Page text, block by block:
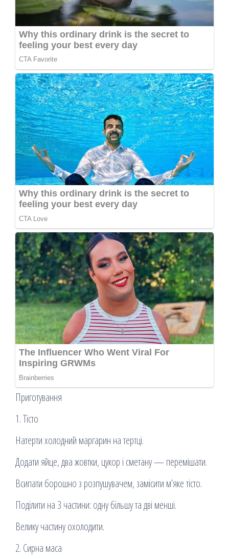
Приготування
1. Тісто
Натерти холодний маргарин на тертці.
Додати яйце, два жовтки, цукор і сметану — перемішати.
Всипати борошно з розпушувачем, замісити м’яке тісто.
Поділити на 3 частини: одну більшу та дві менші.
Велику частину охолодити.
2. Сирна маса